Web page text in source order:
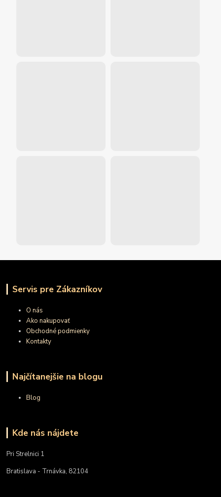
Servis pre Zákazníkov
O nás
Ako nakupovať
Obchodné podmienky
Kontakty
Najčítanejšie na blogu
Blog
Kde nás nájdete
Pri Strelnici 1
Bratislava - Trnávka, 82104